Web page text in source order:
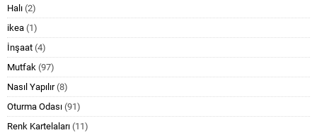
Halı (2)
ikea (1)
İnşaat (4)
Mutfak (97)
Nasıl Yapılır(8)
Oturma Odası (91)
Renk Kartelaları (11)